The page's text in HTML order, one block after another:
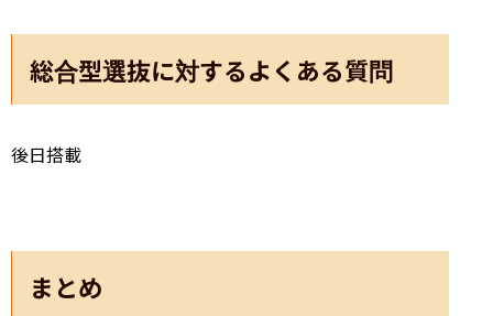
総合型選抜に対するよくある質問
後日搭載
まとめ